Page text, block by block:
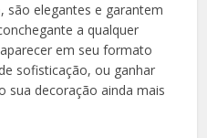
são elegantes e garantem
a qualquer
em seu formato
sofisticação, ou ganhar
sua decoração ainda mais